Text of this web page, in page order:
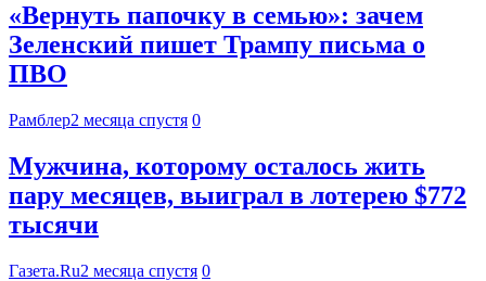
«Вернуть папочку в семью»: зачем
Зеленский пишет Трампу письма о
ПВО
Рамблер2 месяца спустя 0
Мужчина, которому осталось жить
пару месяцев, выиграл в лотерею $772
тысячи
Газета.Ru2 месяца спустя 0